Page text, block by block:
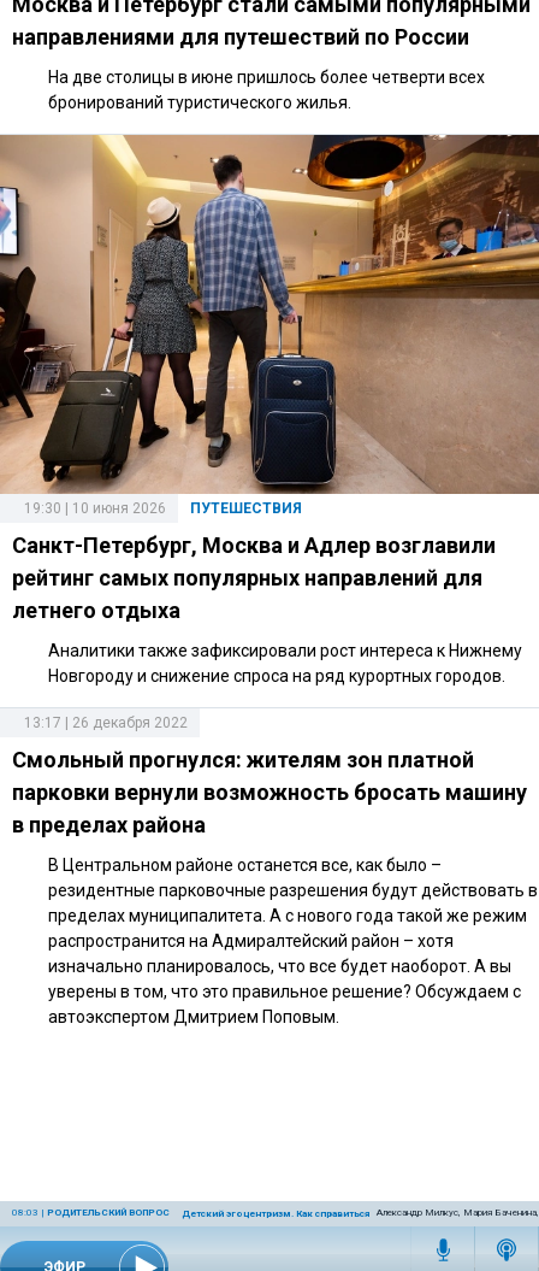
ЭФИР
08:03 | РОДИТЕЛЬСКИЙ ВОПРОС Детский эгоцентризм. Как справиться с ним родителям?
Александр Милкус, Мария Баченина,
направлениями для путешествий по России
На две столицы в июне пришлось более четверти всех
бронирований туристического жилья.
ПУТЕШЕСТВИЯ
19:30 | 10 июня 2026
Санкт-Петербург, Москва и Адлер возглавили
рейтинг самых популярных направлений для
летнего отдыха
Аналитики также зафиксировали рост интереса к Нижнему
Новгороду и снижение спроса на ряд курортных городов.
13:17 | 26 декабря 2022
Смольный прогнулся: жителям зон платной
парковки вернули возможность бросать машину
в пределах района
В Центральном районе останется все, как было –
резидентные парковочные разрешения будут действовать в
пределах муниципалитета. А с нового года такой же режим
распространится на Адмиралтейский район – хотя
изначально планировалось, что все будет наоборот. А вы
уверены в том, что это правильное решение? Обсуждаем с
автоэкспертом Дмитрием Поповым.